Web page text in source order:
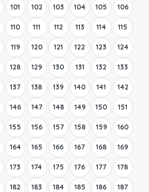
101 102 103 104 105 106
110 111 112 113 114 115
119 120 121 122 123 124
128 129 130 131 132 133
137 138 139 140 141 142
146 147 148 149 150 151
155 156 157 158 159 160
164 165 166 167 168 169
173 174 175 176 177 178
182 183 184 185 186 187